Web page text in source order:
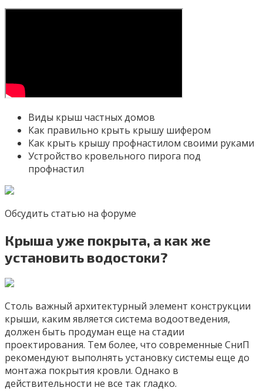
Виды крыш частных домов
Как правильно крыть крышу шифером
Как крыть крышу профнастилом своими руками
Устройство кровельного пирога под
профнастил
Обсудить статью на форуме
Крыша уже покрыта, а как же
установить водостоки?
Столь важный архитектурный элемент конструкции
крыши, каким является система водоотведения,
должен быть продуман еще на стадии
проектирования. Тем более, что современные СниП
рекомендуют выполнять установку системы еще до
монтажа покрытия кровли. Однако в
действительности не все так гладко.